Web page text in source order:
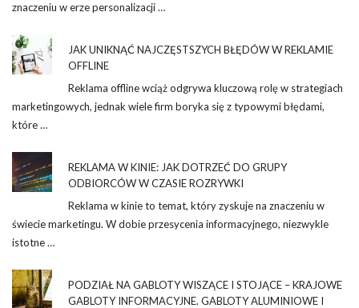
znaczeniu w erze personalizacji …
JAK UNIKNĄĆ NAJCZĘSTSZYCH BŁĘDÓW W REKLAMIE
OFFLINE
Reklama offline wciąż odgrywa kluczową rolę w strategiach
marketingowych, jednak wiele firm boryka się z typowymi błędami,
które …
REKLAMA W KINIE: JAK DOTRZEĆ DO GRUPY
ODBIORCÓW W CZASIE ROZRYWKI
Reklama w kinie to temat, który zyskuje na znaczeniu w
świecie marketingu. W dobie przesycenia informacyjnego, niezwykle
istotne …
PODZIAŁ NA GABLOTY WISZĄCE I STOJĄCE – KRAJOWE
GABLOTY INFORMACYJNE. GABLOTY ALUMINIOWE I